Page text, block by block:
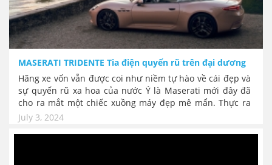
MASERATI TRIDENTE Tia điện quyến rũ trên đại dương
Hãng xe vốn vẫn được coi như niềm tự hào về cái đẹp và
sự quyến rũ xa hoa của nước Ý là Maserati mới đây đã
cho ra mắt một chiếc xuồng máy đẹp mê mẩn. Thực ra
việc hãng xe này làm du thuyền cũng không phải quá lạ,
July 3, 2024